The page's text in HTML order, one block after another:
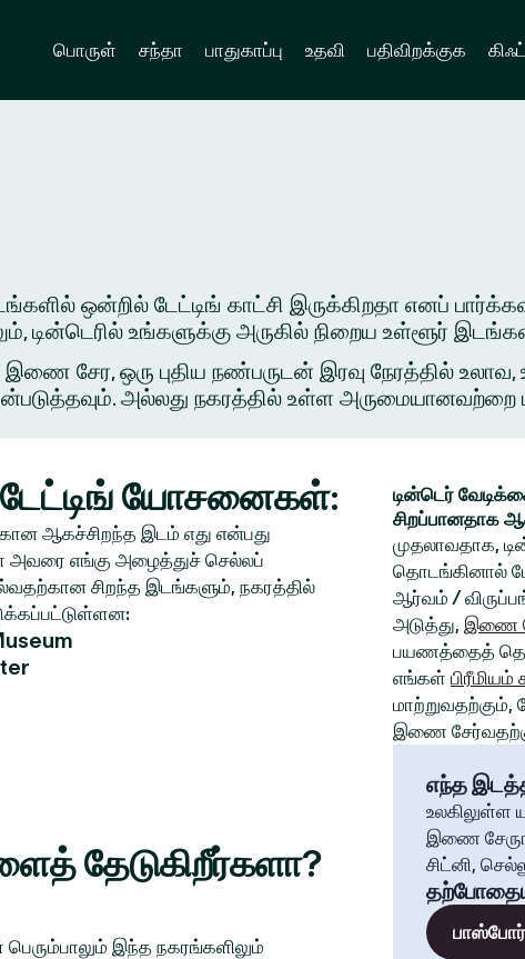
பொருள் சந்தா பாதுகாப்பு உதவி பதிவிறக்குக
ஒன்றில் டேட்டிங் காட்சி இருக்கிறதா எனப்
டின்டெரில் உங்களுக்கு அருகில் நிறைய உள்ளூர்
ஒரு புதிய நண்பருடன் இரவு நேரத்தில் உலாவ,
அல்லது நகரத்தில் உள்ள
டேட்டிங் யோசனைகள்:
ஆகச்சிறந்த இடம் எது என்பது
அவரை எங்கு அழைத்துச் செல்லப்
சிறந்த இடங்களும், நகரத்தில்
தேடுகிறீர்களா?
இந்த நகரங்களிலும்
டின்டெர்
சிறப்பானதாக
முதலாவதாக,
தொடங்கினால்
ஆர்வம் /
அடுத்து, இணை
பயணத்தைத்
எங்கள்
மாற்றுவதற்கும்,
இணை
எந்த
உலகிலுள்ள
இணை
சிட்னி,